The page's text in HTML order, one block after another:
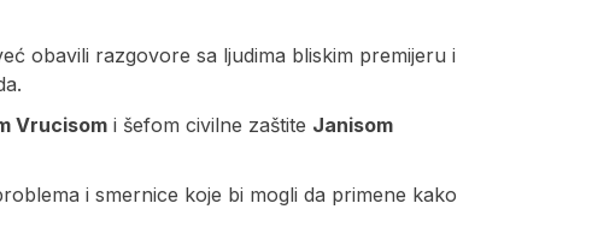
obavili razgovore sa ljudima bliskim premijeru i
Vrucisom i šefom civilne zaštite Janisom
i smernice koje bi mogli da primene kako